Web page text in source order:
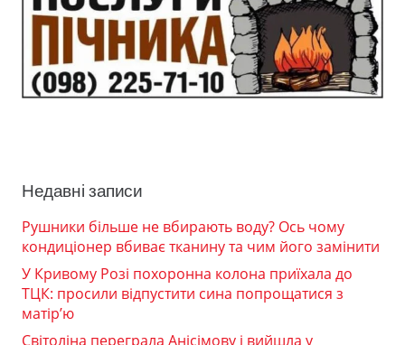
Недавні записи
Рушники більше не вбирають воду? Ось чому
кондиціонер вбиває тканину та чим його замінити
У Кривому Розі похоронна колона приїхала до
ТЦК: просили відпустити сина попрощатися з
матір’ю
Світоліна переграла Анісімову і вийшла у